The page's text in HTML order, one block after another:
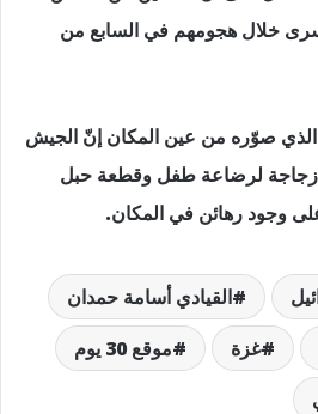
خلال هجومهم في السابع من
صوّره من عين المكان إنّ الجيش
زجاجة لرضاعة طفل وقطعة حبل
وجود رهائن في المكان.
القيادي أسامة حمدان
غزة
موقع 30 يوم